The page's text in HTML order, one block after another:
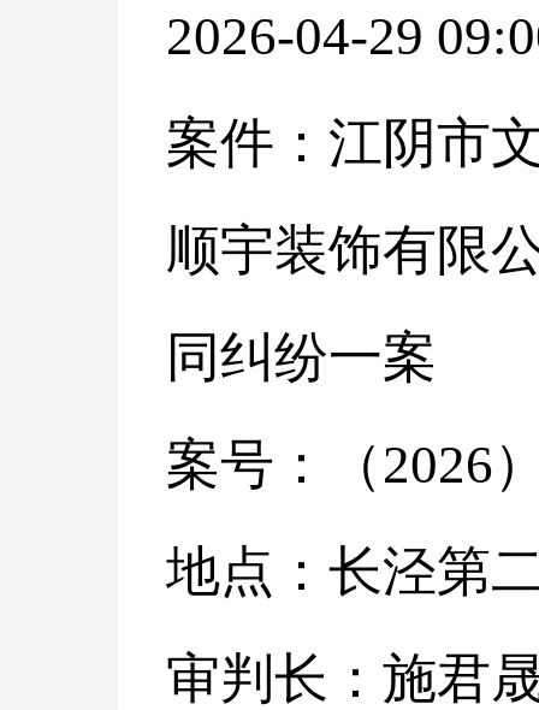
2026-04-29
案件：江阴市
顺宇装饰有限
同纠纷一案
案号：（2026
地点：长泾第
审判长：施君